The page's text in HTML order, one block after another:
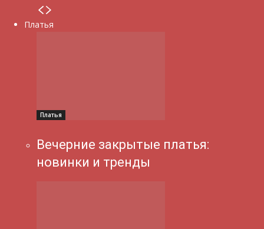
Платья
Платья
Вечерние закрытые платья:
новинки и тренды